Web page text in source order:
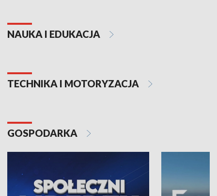
NAUKA I EDUKACJA
TECHNIKA I MOTORYZACJA
GOSPODARKA